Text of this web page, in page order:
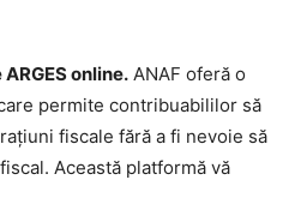
online. ANAF oferă o
permite contribuabililor să
fiscale fără a fi nevoie să
Această platformă vă